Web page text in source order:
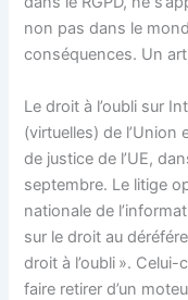
non pas dans le
conséquences. Un
Le droit à l’oubli sur
(virtuelles) de l’Union
de justice de l’UE,
septembre. Le litige
nationale de
sur le droit au
droit à l’oubli ».
faire retirer d’un